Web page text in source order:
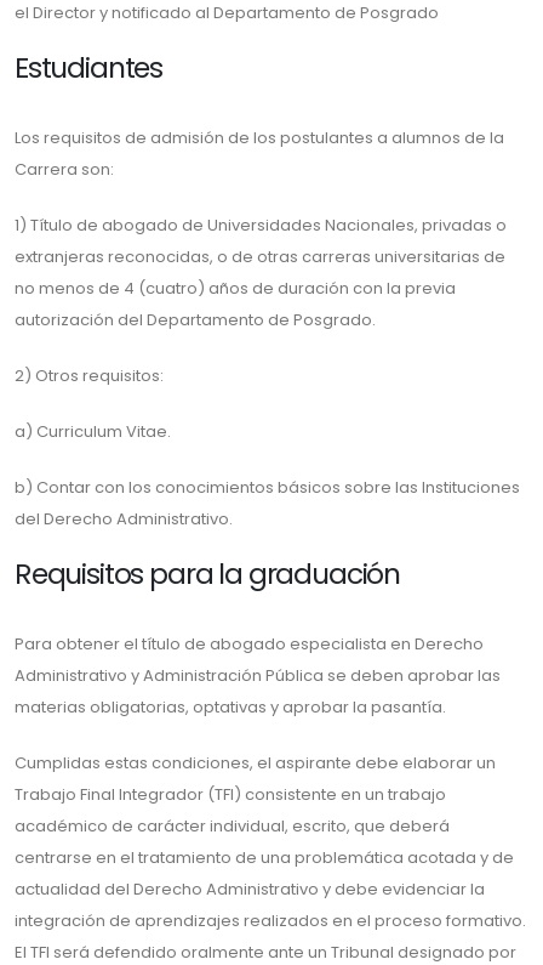
el Director y notificado al Departamento de Posgrado
Estudiantes
Los requisitos de admisión de los postulantes a alumnos de la
Carrera son:
1) Título de abogado de Universidades Nacionales, privadas o
extranjeras reconocidas, o de otras carreras universitarias de
no menos de 4 (cuatro) años de duración con la previa
autorización del Departamento de Posgrado.
2) Otros requisitos:
a) Curriculum Vitae.
b) Contar con los conocimientos básicos sobre las Instituciones
del Derecho Administrativo.
Requisitos para la graduación
Para obtener el título de abogado especialista en Derecho
Administrativo y Administración Pública se deben aprobar las
materias obligatorias, optativas y aprobar la pasantía.
Cumplidas estas condiciones, el aspirante debe elaborar un
Trabajo Final Integrador (TFI) consistente en un trabajo
académico de carácter individual, escrito, que deberá
centrarse en el tratamiento de una problemática acotada y de
actualidad del Derecho Administrativo y debe evidenciar la
integración de aprendizajes realizados en el proceso formativo.
El TFI será defendido oralmente ante un Tribunal designado por